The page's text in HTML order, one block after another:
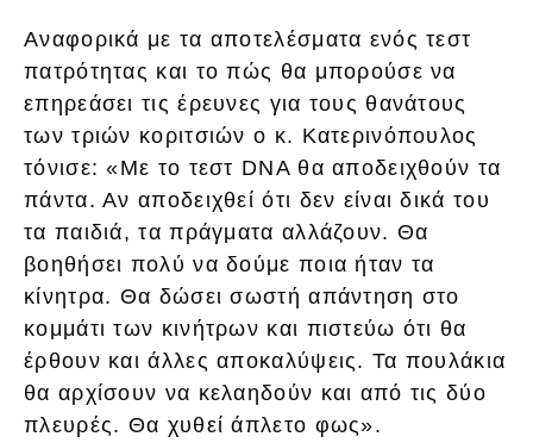
Αναφορικά με τα αποτελέσματα ενός τεστ
πατρότητας και το πώς θα μπορούσε να
επηρεάσει τις έρευνες για τους θανάτους
των τριών κοριτσιών ο κ. Κατερινόπουλος
τόνισε: «Με το τεστ DNA θα αποδειχθούν τα
πάντα. Αν αποδειχθεί ότι δεν είναι δικά του
τα παιδιά, τα πράγματα αλλάζουν. Θα
βοηθήσει πολύ να δούμε ποια ήταν τα
κίνητρα. Θα δώσει σωστή απάντηση στο
κομμάτι των κινήτρων και πιστεύω ότι θα
έρθουν και άλλες αποκαλύψεις. Τα πουλάκια
θα αρχίσουν να κελαηδούν και από τις δύο
πλευρές. Θα χυθεί άπλετο φως».